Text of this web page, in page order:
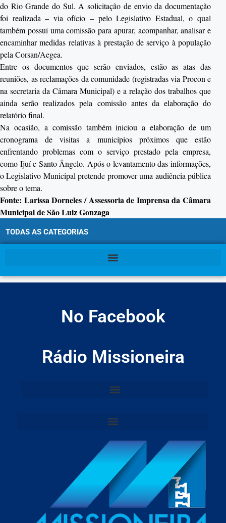
do Rio Grande do Sul. A solicitação de envio da documentação
foi realizada – via ofício – pelo Legislativo Estadual, o qual
também possui uma comissão para apurar, acompanhar, analisar e
encaminhar medidas relativas à prestação de serviço à população
pela Corsan/Aegea.
Entre os documentos que serão enviados, estão as atas das
reuniões, as reclamações da comunidade (registradas via Procon e
na secretaria da Câmara Municipal) e a relação dos trabalhos que
ainda serão realizados pela comissão antes da elaboração do
relatório final.
Na ocasião, a comissão também iniciou a elaboração de um
cronograma de visitas a municípios próximos que estão
enfrentando problemas com o serviço prestado pela empresa,
como Ijuí e Santo Ângelo. Após o levantamento das informações,
o Legislativo Municipal pretende promover uma audiência pública
sobre o tema.
Fonte: Larissa Dorneles / Assessoria de Imprensa da Câmara
Municipal de São Luiz Gonzaga
TODAS AS CATEGORIAS
No Facebook
Rádio Missioneira